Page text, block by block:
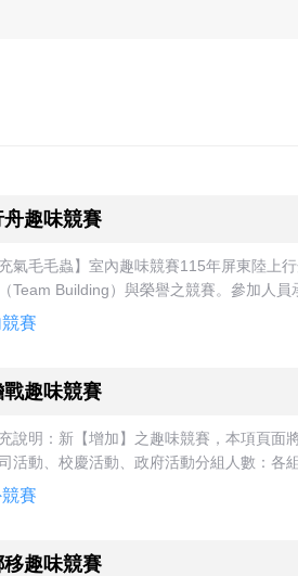
舟趣味競賽
氣毛毛蟲】室內趣味競賽115年屏東陸
Team Building）與榮譽之競賽。參加人員
賽
趣味競賽
說明：新【增加】之趣味競賽，本項頁
活動、校慶活動、政府活動分組人數：各
賽
趣味競賽